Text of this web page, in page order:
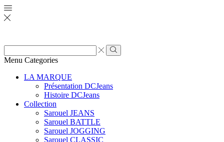
Zone
de
Rechercher
Menu Categories
LA MARQUE
Présentation DCJeans
Histoire DCJeans
Collection
Sarouel JEANS
Sarouel BATTLE
Sarouel JOGGING
Sarouel CLASSIC